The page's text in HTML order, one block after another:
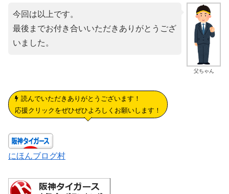
父ちゃん
今回は以上です。
最後までお付き合いいただきありがとうござ
いました。
読んでいただきありがとうございます！
応援クリックをぜひぜひよろしくお願いします！
にほんブログ村